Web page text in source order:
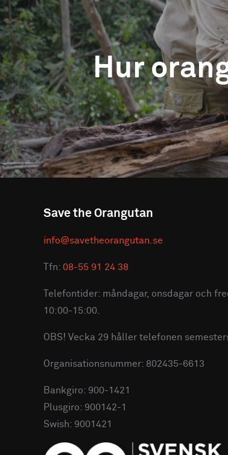
Hur
Save the Orangutan
info@savetheorangutan.se
Tfn: 08-55 91 24 38
Telefontider: måndagar, onsdagar och
10:00-15:00.
OBS! Vecka 29 håller telefonen
Organisationsnummer: 802435-6613
Bankgiro: 900-1421
Plusgiro: 900142-1
Swish: 9001421